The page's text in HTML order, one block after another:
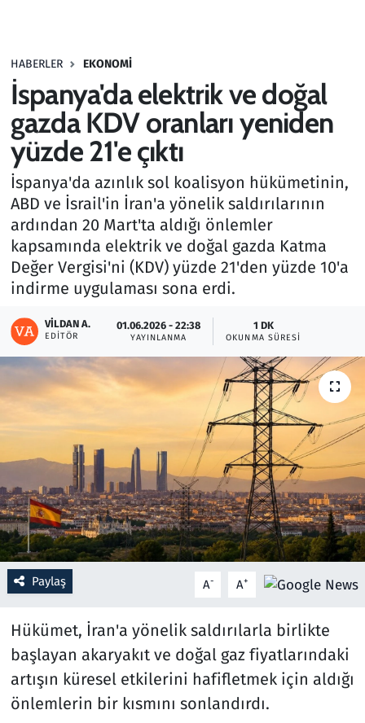
HABERLER EKONOMI
İspanya'da elektrik ve doğal
gazda KDV oranları yeniden
yüzde 21'e çıktı
İspanya'da azınlık sol koalisyon hükümetinin,
ABD ve İsrail'in İran'a yönelik saldırılarının
ardından 20 Mart'ta aldığı önlemler
kapsamında elektrik ve doğal gazda Katma
Değer Vergisi'ni (KDV) yüzde 21'den yüzde 10'a
indirme uygulaması sona erdi.
VILDAN A.
EDITÖR
01.06.2026 - 22:38
YAYINLANMA
1 DK
OKUNMA SÜRESI
Paylaş A- A+
Hükümet, İran'a yönelik saldırılarla birlikte
başlayan akaryakıt ve doğal gaz fiyatlarındaki
artışın küresel etkilerini hafifletmek için aldığı
önlemlerin bir kısmını sonlandırdı.
Haber
Kültür Sanat
Kurumsal Haberler
Lezzet Durağı
Memur ve Kamu
Otomobil
Oyun
Ramazan
Rüya Tabirleri
Sağlık
Savunma Sanayi
Seçim 2023
Teknoloji ve Bilim
Televizyon